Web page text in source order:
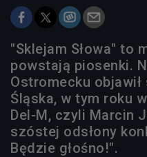
"Sklejam Słowa" to
powstają piosenki.
Ostromecku
Śląska, w tym roku
Del-M, czyli Marcin
szóstej odsłony
Będzie głośno!".